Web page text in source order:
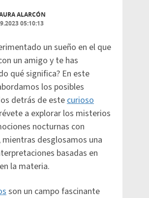
ALARCÓN
05:10:13
un sueño en el que
un amigo y te has
qué significa? En este
los posibles
detrás de estecurioso
a explorar los misterios
nocturnas con
desglosamos una
basadas en
la materia.
son un campo fascinante